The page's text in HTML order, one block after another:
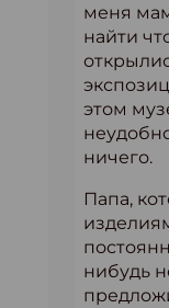
меня
найти
этом
ничего.
Папа,
нибудь